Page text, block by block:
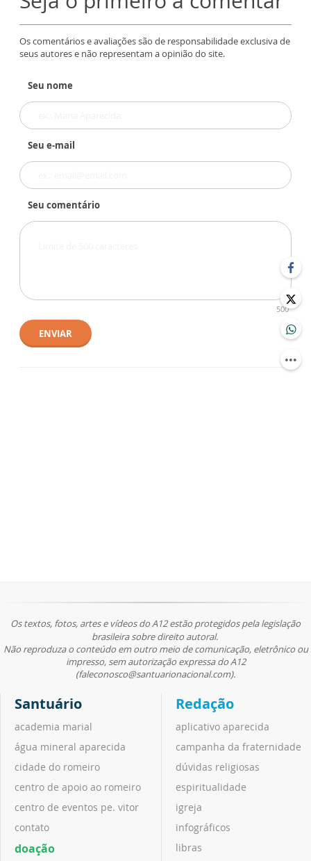
Os comentários e avaliações são de responsabilidade exclusiva de
seus autores e não representam a opinião do site.
Seu nome
Seu e-mail
Seu comentário
500
ENVIAR
Os textos, fotos, artes e vídeos do A12 estão protegidos pela legislação
brasileira sobre direito autoral.
Não reproduza o conteúdo em outro meio de comunicação, eletrônico ou
impresso, sem autorização expressa do A12
(faleconosco@santuarionacional.com).
Santuário
academia marial
água mineral aparecida
cidade do romeiro
centro de apoio ao romeiro
centro de eventos pe. vitor
contato
doação
Redação
aplicativo aparecida
campanha da fraternidade
dúvidas religiosas
espiritualidade
igreja
infográficos
libras